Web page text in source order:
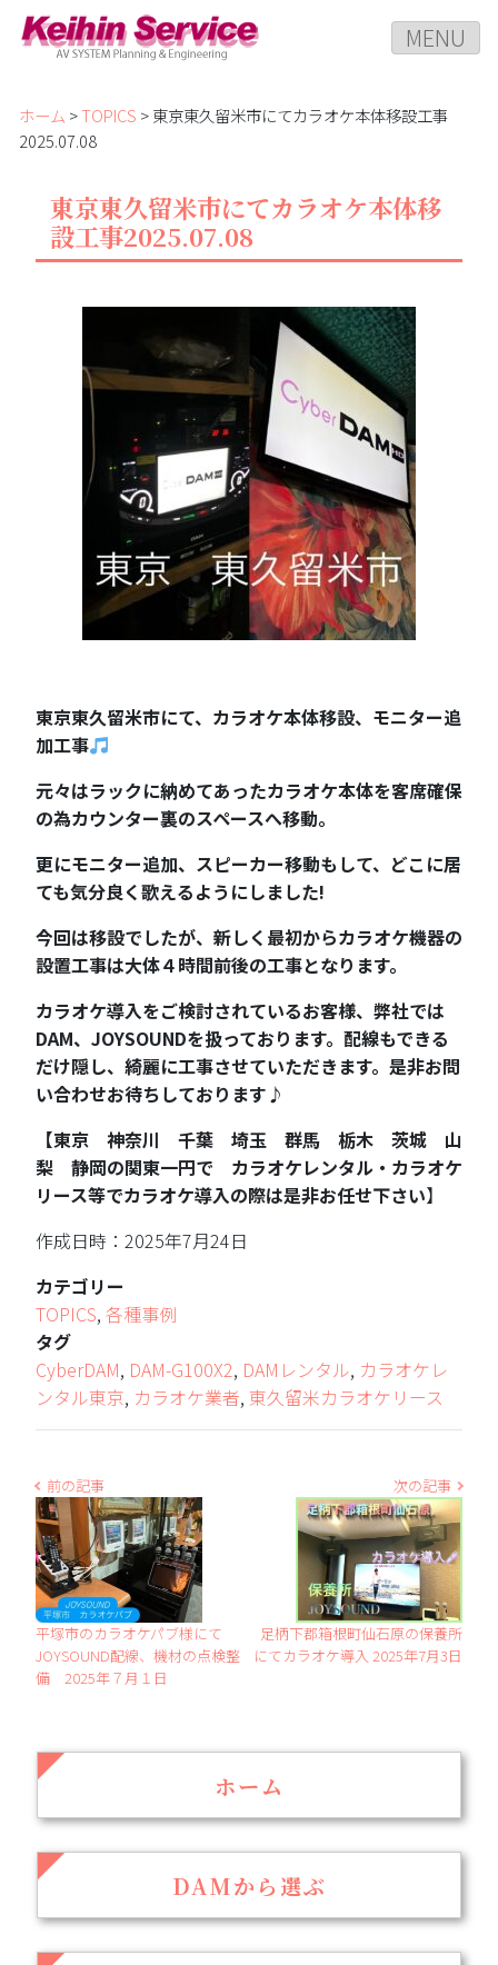
MENU
ホーム >TOPICS > 東京東久留米市にてカラオケ本体移設工事
2025.07.08
東京東久留米市にてカラオケ本体移
設工事2025.07.08
東京東久留米市にて、カラオケ本体移設、モニター追
加工事
元々はラックに納めてあったカラオケ本体を客席確保
の為カウンター裏のスペースへ移動。
更にモニター追加、スピーカー移動もして、どこに居
ても気分良く歌えるようにしました!
今回は移設でしたが、新しく最初からカラオケ機器の
設置工事は大体４時間前後の工事となります。
カラオケ導入をご検討されているお客様、弊社では
DAM、JOYSOUNDを扱っております。配線もできる
だけ隠し、綺麗に工事させていただきます。是非お問
い合わせお待ちしております♪
【東京 神奈川 千葉 埼玉 群馬 栃木 茨城 山
梨 静岡の関東一円で カラオケレンタル・カラオケ
リース等でカラオケ導入の際は是非お任せ下さい】
作成日時：2025年7月24日
カテゴリー
TOPICS, 各種事例
タグ
CyberDAM, DAM-G100X2, DAMレンタル, カラオケレ
ンタル東京, カラオケ業者, 東久留米カラオケリース
前の記事
平塚市のカラオケパブ様にて
JOYSOUND配線、機材の点検整
備 2025年７月１日
次の記事
足柄下郡箱根町仙石原の保養所
にてカラオケ導入 2025年7月3日
ホーム
DAMから選ぶ